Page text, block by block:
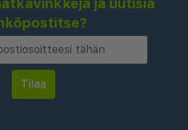
ja uutisia